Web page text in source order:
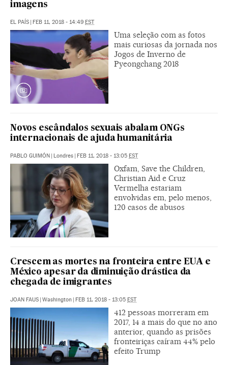
imagens
EL PAÍS FEB 11, 2018 - 14:49 EST
Uma seleção com as fotos
mais curiosas da jornada nos
Jogos de Inverno de
Pyeongchang 2018
Novos escândalos sexuais abalam ONGs
internacionais de ajuda humanitária
PABLO GUIMÓN Londres FEB 11, 2018 - 13:05 EST
Oxfam, Save the Children,
Christian Aid e Cruz
Vermelha estariam
envolvidas em, pelo menos,
120 casos de abusos
Crescem as mortes na fronteira entre EUA e
México apesar da diminuição drástica da
chegada de imigrantes
JOAN FAUS | Washington | FEB 11, 2018 - 13:05 EST
412 pessoas morreram em
2017, 14 a mais do que no ano
anterior, quando as prisões
fronteiriças caíram 44% pelo
efeito Trump